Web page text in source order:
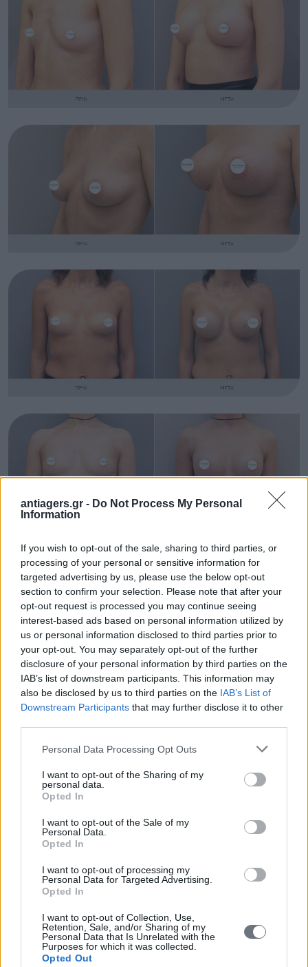
antiagers.gr - Do Not Process My Personal
Information
If you wish to opt-out of the sale, sharing to third parties, or
processing of your personal or sensitive information for
targeted advertising by us, please use the below opt-out
section to confirm your selection. Please note that after your
opt-out request is processed you may continue seeing
interest-based ads based on personal information utilized by
us or personal information disclosed to third parties prior to
your opt-out. You may separately opt-out of the further
disclosure of your personal information by third parties on the
IAB’s list of downstream participants. This information may
also be disclosed by us to third parties on the IAB’s List of
Downstream Participants that may further disclose it to other
Please note that this website/app uses one or more Google
not limited to your visit or usage behaviour. You may click to
grant or deny consent to Google and its third-party tags to
use your data for below specified purposes in below Google
consent section.
Personal Data Processing Opt Outs
I want to opt-out of the Sharing of my
personal data.
Opted In
I want to opt-out of the Sale of my
Personal Data.
Opted In
I want to opt-out of processing my
Personal Data for Targeted Advertising.
Opted In
I want to opt-out of Collection, Use,
Retention, Sale, and/or Sharing of my
Personal Data that Is Unrelated with the
Purposes for which it was collected.
Opted Out